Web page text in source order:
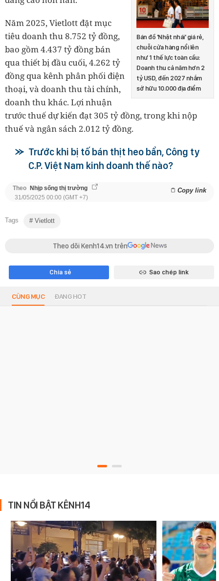
Bán đồ 'Nhật nhái' giá rẻ,
chuỗi cửa hàng nổi lên
như 1 thế lực toàn cầu:
Doanh thu cả năm hơn 2
tỷ USD, đến 2027 nhắm
sở hữu 10.000 địa điểm
Năm 2025, Vietlott đặt mục
tiêu doanh thu 8.752 tỷ đồng,
bao gồm 4.437 tỷ đồng bán
qua thiết bị đầu cuối, 4.262 tỷ
đồng qua kênh phân phối điện
thoại, và doanh thu tài chính,
doanh thu khác. Lợi nhuận
trước thuế dự kiến đạt 305 tỷ đồng, trong khi nộp
thuế và ngân sách 2.012 tỷ đồng.
Trước khi bị tố bán thịt heo bẩn, Công ty
C.P. Việt Nam kinh doanh thế nào?
Theo Nhịp sống thị trường Copy link
31/05/2025 00:00 (GMT +7)
Tags Vietlott
Theo dõi Kenh14.vn trên
Chia sẻ Sao chép link
CÙNG MỤC ĐANG HOT
TIN NỔI BẬT KÊNH14